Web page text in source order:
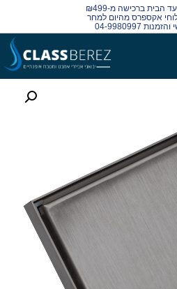
הבית ברכישה מ-₪499
אקספרס מהיום למחר
04-9980997